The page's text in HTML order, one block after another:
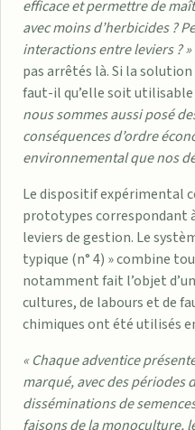
efficace et permettre de
avec moins d’herbicides ?
interactions entre leviers ? »
pas arrêtés là. Si la
faut-il qu’elle soit utilisable
nous sommes aussi posé
conséquences d’ordre
environnemental que nos
Le dispositif expérimental
prototypes correspondant
leviers de gestion. Le
typique (n° 4) » combine
notamment fait l’objet
cultures, de labours et de
chimiques ont été utilisés
« Chaque adventice
marqué, avec des périodes
disséminations de
faisons de la monoculture,